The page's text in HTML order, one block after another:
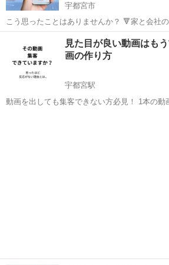
宇都宮市
こう思ったことはありませんか？ 🔻家と会社の往復だけで大丈夫か
な・・ 🔻何かやりたいけど何がいいのかな・
るな・・ 私も元々、そんな不安を感じていました。 会社員として働き
ながら事...
宇都宮市 Windows総合 動画
見た目が良い動画はも
画の作り方
宇都宮駅
動画を出しても集客できない方必見！ 1本の動